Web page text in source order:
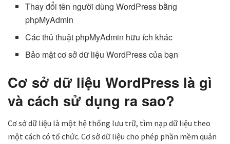
Thay đổi tên người dùng WordPress bằng
phpMyAdmin
Các thủ thuật phpMyAdmin hữu ích khác
Bảo mật cơ sở dữ liệu WordPress của bạn
Cơ sở dữ liệu WordPress là gì
và cách sử dụng ra sao?
Cơ sở dữ liệu là một hệ thống lưu trữ, tìm nạp dữ liệu theo
một cách có tổ chức. Cơ sở dữ liệu cho phép phần mềm quản